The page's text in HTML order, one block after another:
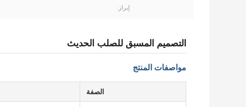
إبراز:
التصميم المسبق للصلب الحديث
مواصفات المنتج
الصفة